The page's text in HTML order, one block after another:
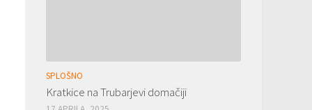
SPLOŠNO
Kratkice na Trubarjevi domačiji